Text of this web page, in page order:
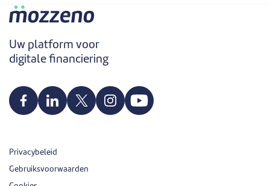
Uw platform voor
digitale financiering
Privacybeleid
Gebruiksvoorwaarden